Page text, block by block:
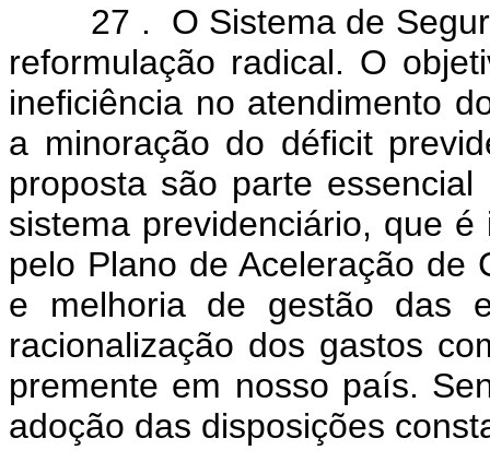
27 . O Sistema de
reformulação radical. O
ineficiência no atendimento
a minoração do déficit
proposta são parte
sistema previdenciário, que
pelo Plano de Aceleração de
e melhoria de gestão das
racionalização dos gastos
premente em nosso país.
adoção das disposições